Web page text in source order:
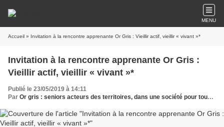
MENU
Accueil » Invitation à la rencontre apprenante Or Gris : Vieillir actif, vieillir « vivant »*
Invitation à la rencontre apprenante Or Gris :
Vieillir actif, vieillir « vivant »*
Publié le 23/05/2019 à 14:11
Par Or gris : seniors acteurs des territoires, dans une société pour tous les âges